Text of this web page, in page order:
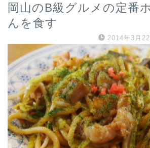
岡山のB級グルメの定番
んを食す
2014年3月22